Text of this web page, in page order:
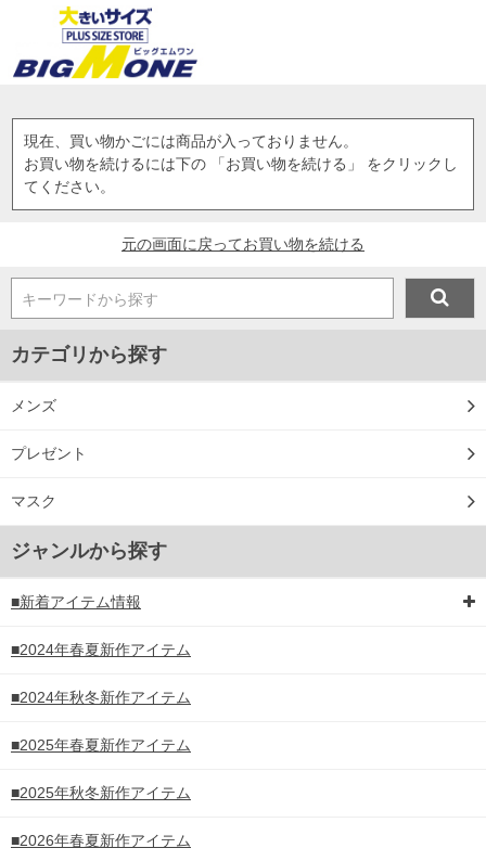
現在、買い物かごには商品が入っておりません。
お買い物を続けるには下の 「お買い物を続ける」 をクリックし
てください。
元の画面に戻ってお買い物を続ける
キーワードから探す
カテゴリから探す
メンズ
プレゼント
マスク
ジャンルから探す
■新着アイテム情報
■2024年春夏新作アイテム
■2024年秋冬新作アイテム
■2025年春夏新作アイテム
■2025年秋冬新作アイテム
■2026年春夏新作アイテム